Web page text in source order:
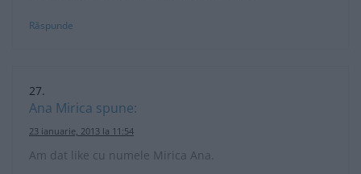
Răspunde
Ana Mirica spune:
23 ianuarie, 2013 la 11:54
Am dat like cu numele Mirica Ana.